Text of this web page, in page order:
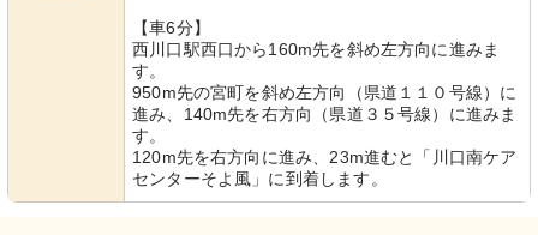
モダンな配色の空間でリラックス。バ
ーカウンター付きで交流も楽しめま
清潔な室内に配備された会議用テーブ
ルとホワイトボードです。静かで落ち
【車6分】
西川口駅西口から160m先を斜め左方向に進みま
す。
950m先の宮町を斜め左方向（県道１１０号線）に
進み、140m先を右方向（県道３５号線）に進みま
す。
120m先を右方向に進み、23m進むと「川口南ケア
センターそよ風」に到着します。